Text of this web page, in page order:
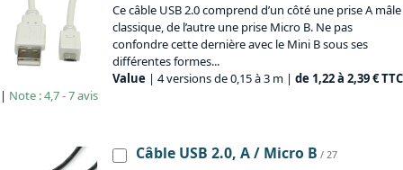
Ce câble USB 2.0 comprend d’un côté une prise A mâle
classique, de l’autre une prise Micro B. Ne pas
confondre cette dernière avec le Mini B sous ses
différentes formes...
Value | 4 versions de 0,15 à 3 m | de 1,22 à 2,39 € TTC
| Note : 4,7 - 7 avis
Câble USB 2.0, A / Micro B / 27